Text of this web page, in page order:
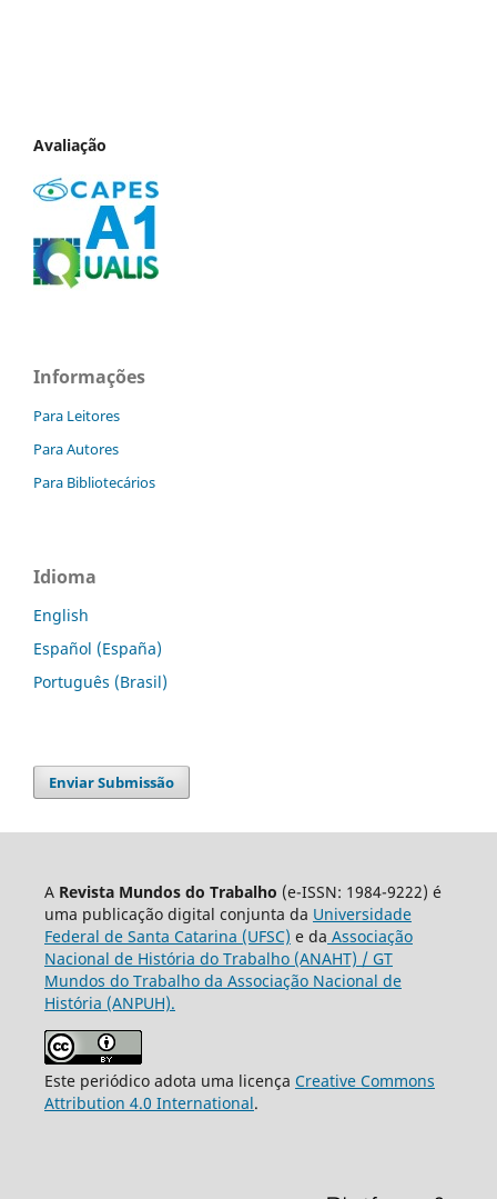
Avaliação
Informações
Para Leitores
Para Autores
Para Bibliotecários
Idioma
English
Español (España)
Português (Brasil)
Enviar Submissão
A Revista Mundos do Trabalho (e-ISSN: 1984-9222) é
uma publicação digital conjunta da Universidade
Federal de Santa Catarina (UFSC) e da Associação
Nacional de História do Trabalho (ANAHT) / GT
Mundos do Trabalho da Associação Nacional de
História (ANPUH).
Este periódico adota uma licença Creative Commons
Attribution 4.0 International.